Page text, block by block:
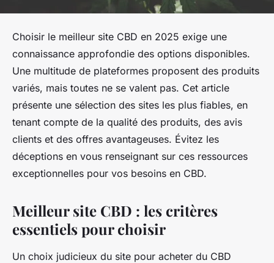
Choisir le meilleur site CBD en 2025 exige une
connaissance approfondie des options disponibles.
Une multitude de plateformes proposent des produits
variés, mais toutes ne se valent pas. Cet article
présente une sélection des sites les plus fiables, en
tenant compte de la qualité des produits, des avis
clients et des offres avantageuses. Évitez les
déceptions en vous renseignant sur ces ressources
exceptionnelles pour vos besoins en CBD.
Meilleur site CBD : les critères
essentiels pour choisir
Un choix judicieux du site pour acheter du CBD